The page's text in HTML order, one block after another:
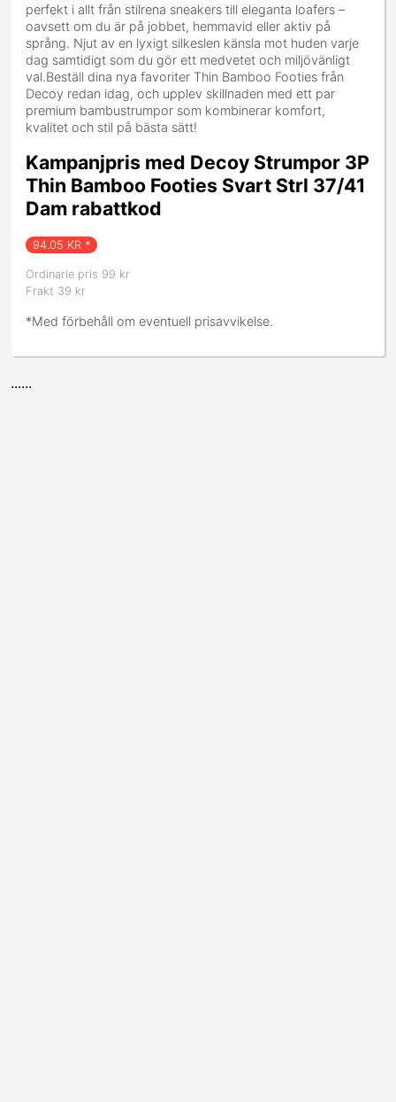
perfekt i allt från stilrena sneakers till eleganta loafers –
oavsett om du är på jobbet, hemmavid eller aktiv på
språng. Njut av en lyxigt silkeslen känsla mot huden varje
dag samtidigt som du gör ett medvetet och miljövänligt
val.Beställ dina nya favoriter Thin Bamboo Footies från
Decoy redan idag, och upplev skillnaden med ett par
premium bambustrumpor som kombinerar komfort,
kvalitet och stil på bästa sätt!
Kampanjpris med Decoy Strumpor 3P
Thin Bamboo Footies Svart Strl 37/41
Dam rabattkod
94.05 KR *
Ordinarie pris 99 kr
Frakt 39 kr
*Med förbehåll om eventuell prisavvikelse.
......